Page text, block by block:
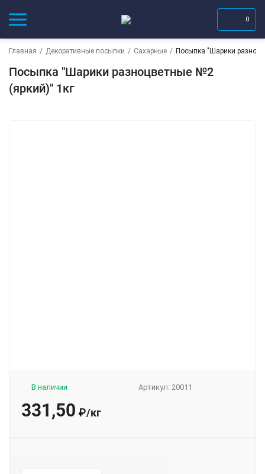
0
Главная / Декоративные посыпки / Сахарные / Посыпка "Шарики
Посыпка "Шарики разноцветные №2
(яркий)" 1кг
Артикул: 20011
В наличии
331,50 ₽/кг